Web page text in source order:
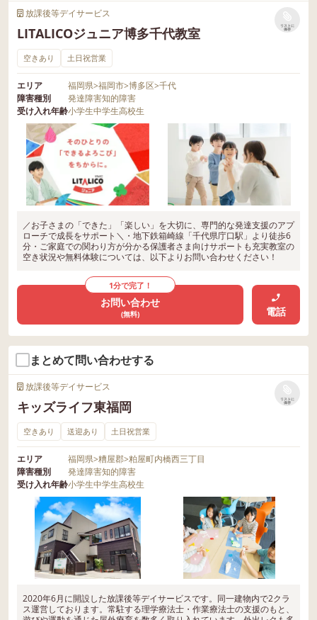
放課後等デイサービス
LITALICOジュニア博多千代教室
リストに
保存
空きあり 土日祝営業
エリア 福岡県>福岡市>博多区>千代
障害種別
発達障害知的障害
受け入れ年齢小学生中学生高校生
／お子さまの「できた」「楽しい」を大切に、専門的な発達支援のアプ
ローチで成長をサポート＼・地下鉄箱崎線「千代県庁口駅」より徒歩6
分・ご家庭での関わり方が分かる保護者さま向けサポートも充実教室の
空き状況や無料体験については、以下よりお問い合わせください！
1分で完了！
お問い合わせ
(無料) 電話
まとめて問い合わせする
放課後等デイサービス
キッズライフ東福岡
リストに
保存
空きあり 送迎あり 土日祝営業
エリア 福岡県>糟屋郡>粕屋町内橋西三丁目
障害種別
発達障害知的障害
受け入れ年齢小学生中学生高校生
2020年6月に開設した放課後等デイサービスです。同一建物内で2クラ
ス運営しております。常駐する理学療法士・作業療法士の支援のもと、